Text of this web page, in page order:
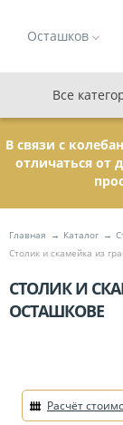
Осташков
Все
В связи с
отличаться
Главная Каталог
Столик и скамейка из
СТОЛИК И
ОСТАШКОВЕ
Расчёт